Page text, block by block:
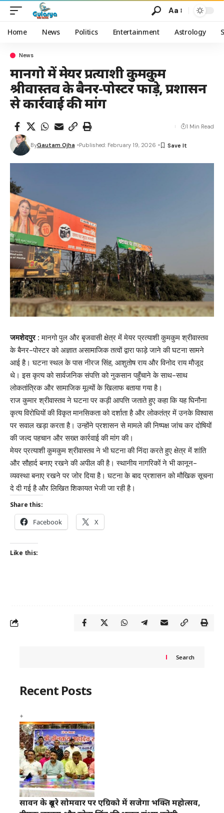
Aa
Home News Politics Entertainment Astrology
News
मानगो में मेयर प्रत्याशी कुमकुम
श्रीवास्तव के बैनर-पोस्टर फाड़े, प्रशासन
से कार्रवाई की मांग
ByGautam Ojha Published: February 19, 2026
1 Min Read
जमशेदपुर : मानगो पुल और बृजवासी क्षेत्र में मेयर प्रत्याशी कुमकुम श्रीवास्तव
के बैनर-पोस्टर को अज्ञात असामाजिक तत्वों द्वारा फाड़े जाने की घटना सामने
आई है। घटना स्थल के पास नीरज सिंह, आशुतोष राय और विनोद राय मौजूद
थे। इस कृत्य को सार्वजनिक संपत्ति को नुकसान पहुँचाने के साथ-साथ
लोकतांत्रिक और सामाजिक मूल्यों के खिलाफ बताया गया है।
राज कुमार श्रीवास्तव ने घटना पर कड़ी आपत्ति जताते हुए कहा कि यह घिनौना
कृत्य विरोधियों की विकृत मानसिकता को दर्शाता है और लोकतंत्र में उनके विश्वास
पर सवाल खड़ा करता है। उन्होंने प्रशासन से मामले की निष्पक्ष जांच कर दोषियों
की जल्द पहचान और सख्त कार्रवाई की मांग की।
मेयर प्रत्याशी कुमकुम श्रीवास्तव ने भी घटना की निंदा करते हुए क्षेत्र में शांति
और सौहार्द बनाए रखने की अपील की है। स्थानीय नागरिकों ने भी कानून-
व्यवस्था बनाए रखने पर जोर दिया है। घटना के बाद प्रशासन को मौखिक सूचना
दे दी गई है और लिखित शिकायत भेजी जा रही है।
Share this:
Facebook X
Like this:
Search
Recent Posts
सावन के दूसरे सोमवार पर एग्रिको में सजेगा भक्ति महोत्सव,